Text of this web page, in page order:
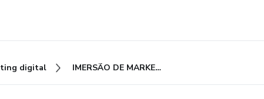
digital IMERSÃO DE MARKETING E VENDAS - Belo Horizonte